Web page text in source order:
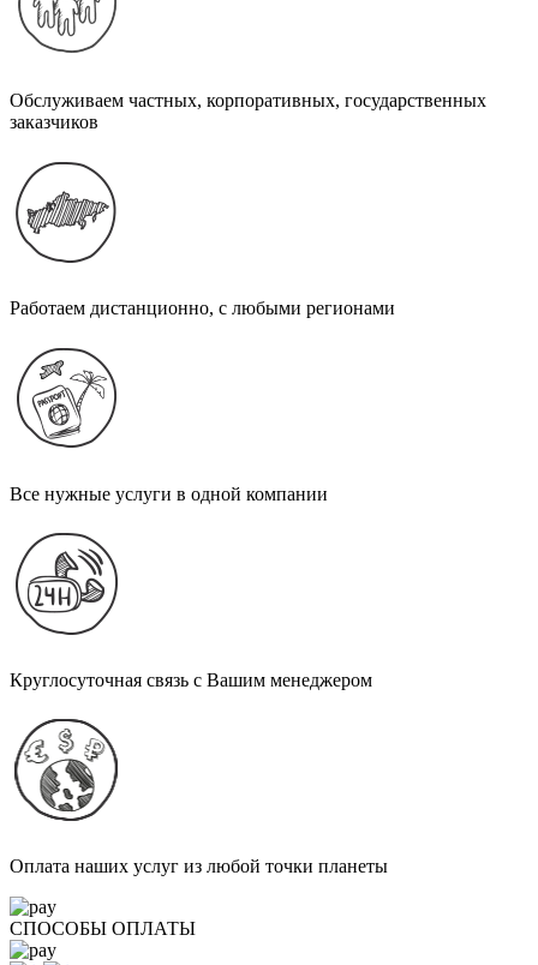
Обслуживаем частных, корпоративных, государственных
заказчиков
Работаем дистанционно, с любыми регионами
Все нужные услуги в одной компании
Круглосуточная связь с Вашим менеджером
Оплата наших услуг из любой точки планеты
СПОСОБЫ ОПЛАТЫ